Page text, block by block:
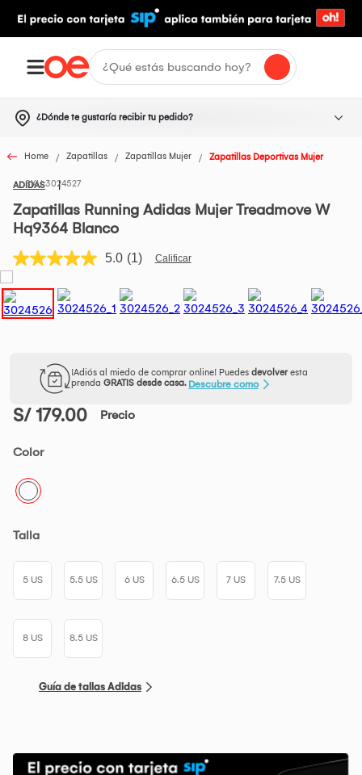
¿Dónde te gustaría recibir tu pedido?
Home Zapatillas Zapatillas Mujer Zapatillas Deportivas Mujer
ADIDAS3024527
Zapatillas Running Adidas Mujer Treadmove W
Hq9364 Blanco
5.0 Lea
reseña.
Enlace
en
(1)
¡Adiós al miedo de comprar online! Puedes devolveresta
prenda GRATIS desde casa. Descubre como
S/ 179.00 Precio
Color
Talla
5 US 5.5 US 6 US 6.5 US 7 US 7.5 US
8 US 8.5 US
Guía de tallas Adidas